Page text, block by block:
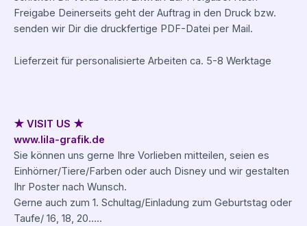
Freigabe Deinerseits geht der Auftrag in den Druck bzw.
senden wir Dir die druckfertige PDF-Datei per Mail.
Lieferzeit für personalisierte Arbeiten ca. 5-8 Werktage
★ VISIT US ★
www.lila-grafik.de
Sie können uns gerne Ihre Vorlieben mitteilen, seien es
Einhörner/Tiere/Farben oder auch Disney und wir gestalten
Ihr Poster nach Wunsch.
Gerne auch zum 1. Schultag/Einladung zum Geburtstag oder
Taufe/ 16, 18, 20…..